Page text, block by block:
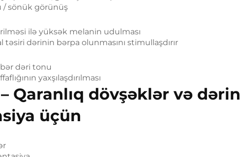
/ sönük görünüş
ilə yüksək melanin udulması
təsiri dərinin bərpa olunmasını stimullaşdırır
dəri tonu
yaxşılaşdırılması
Qaranlıq dövşəklər və dərin
üçün